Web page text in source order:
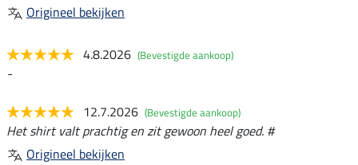
Origineel bekijken
4.8.2026 (Bevestigde aankoop)
-
12.7.2026 (Bevestigde aankoop)
Het shirt valt prachtig en zit gewoon heel goed. #
Origineel bekijken